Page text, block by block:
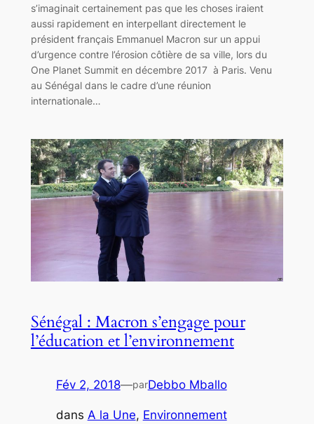
s’imaginait certainement pas que les choses iraient
aussi rapidement en interpellant directement le
président français Emmanuel Macron sur un appui
d’urgence contre l’érosion côtière de sa ville, lors du
One Planet Summit en décembre 2017 à Paris. Venu
au Sénégal dans le cadre d’une réunion
internationale…
Sénégal : Macron s’engage pour
l’éducation et l’environnement
Fév 2, 2018—parDebbo Mballo
dans A la Une, Environnement